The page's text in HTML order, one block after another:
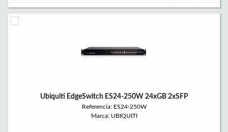
Ubiquiti EdgeSwitch ES24-250W 24xGB 2xSFP
Referencia: ES24-250W
Marca: UBIQUITI